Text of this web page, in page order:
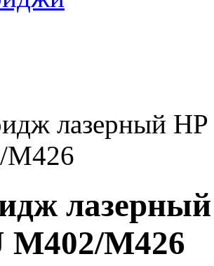
лазерный
M426
M402/M426